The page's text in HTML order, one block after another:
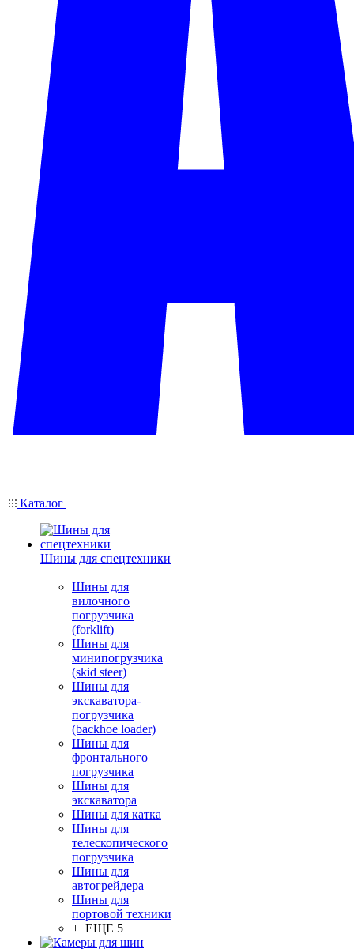
Каталог
Шины для спецтехники
Шины для
вилочного
погрузчика
(forklift)
Шины для
минипогрузчика
(skid steer)
Шины для
экскаватора-
погрузчика
(backhoe loader)
Шины для
фронтального
погрузчика
Шины для
экскаватора
Шины для катка
Шины для
телескопического
погрузчика
Шины для
автогрейдера
Шины для
портовой техники
+ ЕЩЕ 5